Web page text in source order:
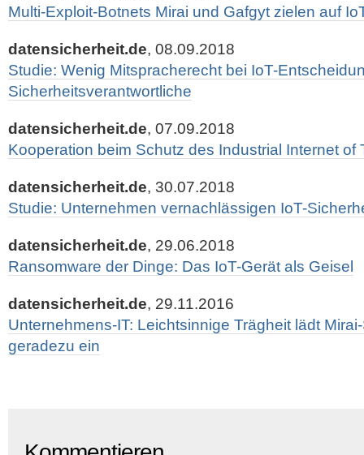
Multi-Exploit-Botnets Mirai und Gafgyt zielen auf
datensicherheit.de, 08.09.2018
Studie: Wenig Mitspracherecht bei IoT-
Sicherheitsverantwortliche
datensicherheit.de, 07.09.2018
Kooperation beim Schutz des Industrial Internet of
datensicherheit.de, 30.07.2018
Studie: Unternehmen vernachlässigen IoT-
datensicherheit.de, 29.06.2018
Ransomware der Dinge: Das IoT-Gerät als Geisel
datensicherheit.de, 29.11.2016
Unternehmens-IT: Leichtsinnige Trägheit lädt
geradezu ein